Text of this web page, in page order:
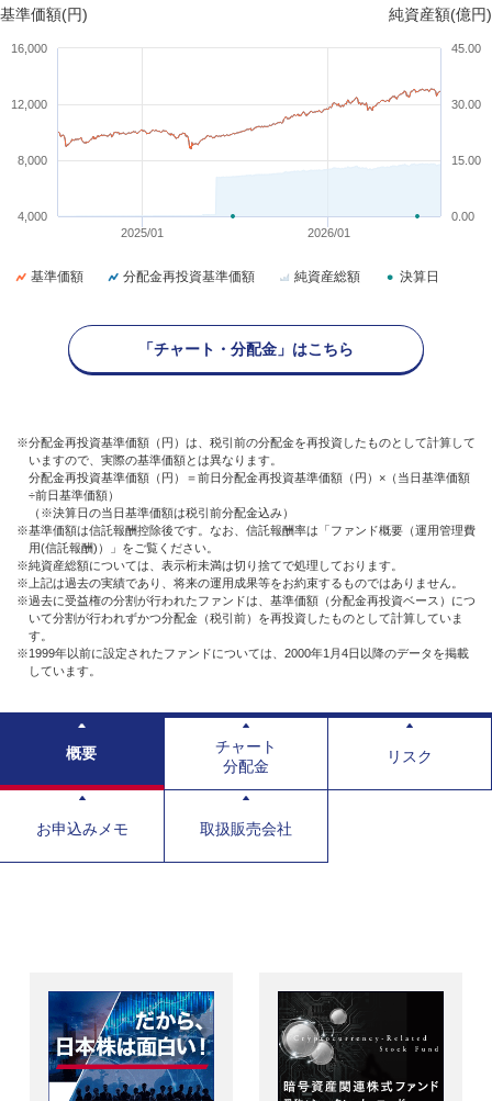
基準価額(円) 純資産額(億円)
2025/01 2026/01
4,000
8,000
12,000
16,000
0.00
15.00
30.00
45.00
基準価額 分配金再投資基準価額 純資産総額 決算日
「チャート・分配金」はこちら
※分配金再投資基準価額（円）は、税引前の分配金を再投資したものとして計算して
いますので、実際の基準価額とは異なります。
分配金再投資基準価額（円）＝前日分配金再投資基準価額（円）×（当日基準価額
÷前日基準価額）
（※決算日の当日基準価額は税引前分配金込み）
※基準価額は信託報酬控除後です。なお、信託報酬率は「ファンド概要（運用管理費
用(信託報酬)）」をご覧ください。
※純資産総額については、表示桁未満は切り捨てで処理しております。
※上記は過去の実績であり、将来の運用成果等をお約束するものではありません。
※過去に受益権の分割が行われたファンドは、基準価額（分配金再投資ベース）につ
いて分割が行われずかつ分配金（税引前）を再投資したものとして計算していま
す。
※1999年以前に設定されたファンドについては、2000年1月4日以降のデータを掲載
しています。
概要
チャート
分配金
リスク
お申込みメモ 取扱販売会社